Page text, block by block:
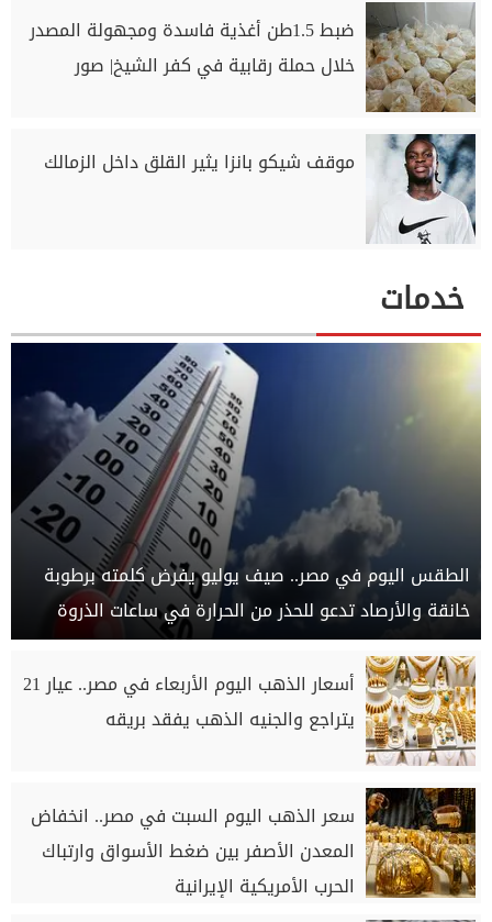
ضبط 1.5طن أغذية فاسدة ومجهولة المصدر
خلال حملة رقابية في كفر الشيخ| صور
موقف شيكو بانزا يثير القلق داخل الزمالك
خدمات
الطقس اليوم في مصر.. صيف يوليو يفرض كلمته برطوبة
خانقة والأرصاد تدعو للحذر من الحرارة في ساعات الذروة
أسعار الذهب اليوم الأربعاء في مصر.. عيار 21
يتراجع والجنيه الذهب يفقد بريقه
سعر الذهب اليوم السبت في مصر.. انخفاض
المعدن الأصفر بين ضغط الأسواق وارتباك
الحرب الأمريكية الإيرانية